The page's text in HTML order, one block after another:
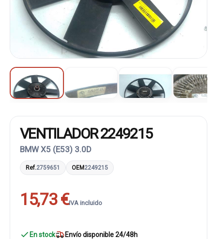
VENTILADOR 2249215
BMW X5 (E53) 3.0D
Ref.2759651 OEM2249215
15,73 €IVA incluido
En stock Envío disponible 24/48h